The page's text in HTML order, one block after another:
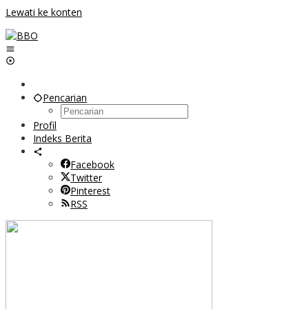
Lewati ke konten
Pencarian
Profil
Indeks Berita
Facebook
Twitter
Pinterest
RSS